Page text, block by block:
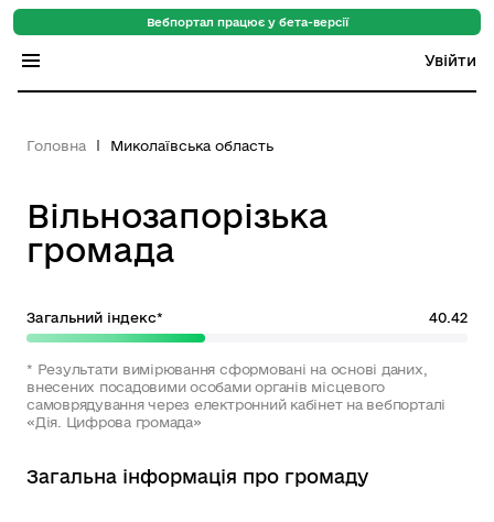
Вебпортал працює у бета-версії
Увійти
Цифровий путівник
База знань
Новини
Головна Миколаївська область
Вільнозапорізька
громада
Загальний індекс* 40.42
* Результати вимірювання сформовані на основі даних,
внесених посадовими особами органів місцевого
самоврядування через електронний кабінет на вебпорталі
«Дія. Цифрова громада»
Загальна інформація про громаду